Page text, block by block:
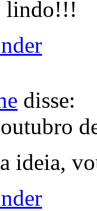
lindo!!!
disse:
ideia,